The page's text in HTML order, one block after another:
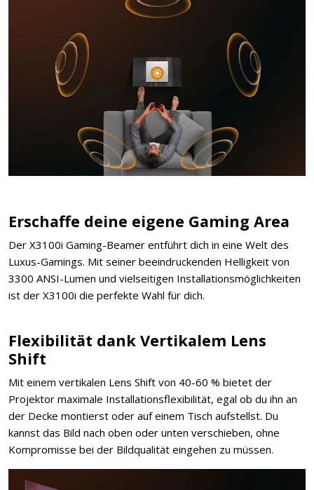
Erschaffe deine eigene Gaming Area
Der X3100i Gaming-Beamer entführt dich in eine Welt des
Luxus-Gamings. Mit seiner beeindruckenden Helligkeit von
3300 ANSI-Lumen und vielseitigen Installationsmöglichkeiten
ist der X3100i die perfekte Wahl für dich.
Flexibilität dank Vertikalem Lens
Shift
Mit einem vertikalen Lens Shift von 40-60 % bietet der
Projektor maximale Installationsflexibilität, egal ob du ihn an
der Decke montierst oder auf einem Tisch aufstellst. Du
kannst das Bild nach oben oder unten verschieben, ohne
Kompromisse bei der Bildqualität eingehen zu müssen.